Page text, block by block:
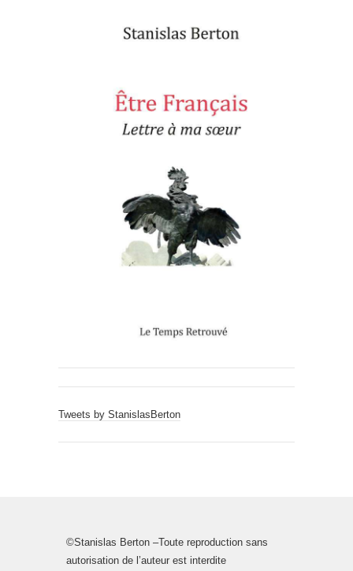
Tweets by StanislasBerton
©Stanislas Berton –Toute reproduction sans
autorisation de l’auteur est interdite